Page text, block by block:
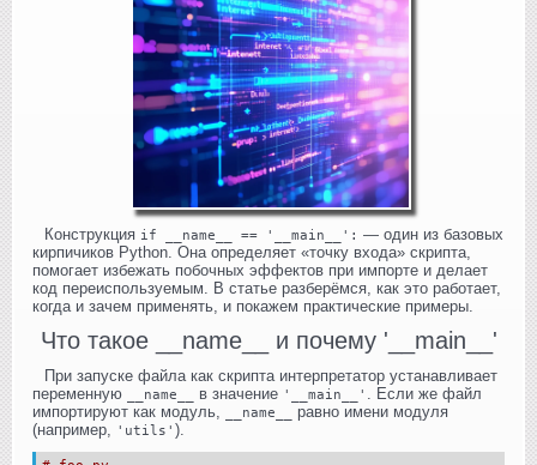
Конструкция if __name__ == '__main__': — один из базовых
кирпичиков Python. Она определяет «точку входа» скрипта,
помогает избежать побочных эффектов при импорте и делает
код переиспользуемым. В статье разберёмся, как это работает,
когда и зачем применять, и покажем практические примеры.
Что такое __name__ и почему '__main__'
При запуске файла как скрипта интерпретатор устанавливает
переменную
__name__ в значение '__main__' . Если же файл
импортируют как модуль,
__name__
равно имени модуля
(например, 'utils' ).